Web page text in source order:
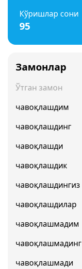
Кўришлар сони
95
Замонлар
Ўтган замон
чавоқлашдим
чавоқлашдинг
чавоқлашди
чавоқлашдик
чавоқлашдингиз
чавоқлашдилар
чавоқлашмадим
чавоқлашмадинг
чавоқлашмади